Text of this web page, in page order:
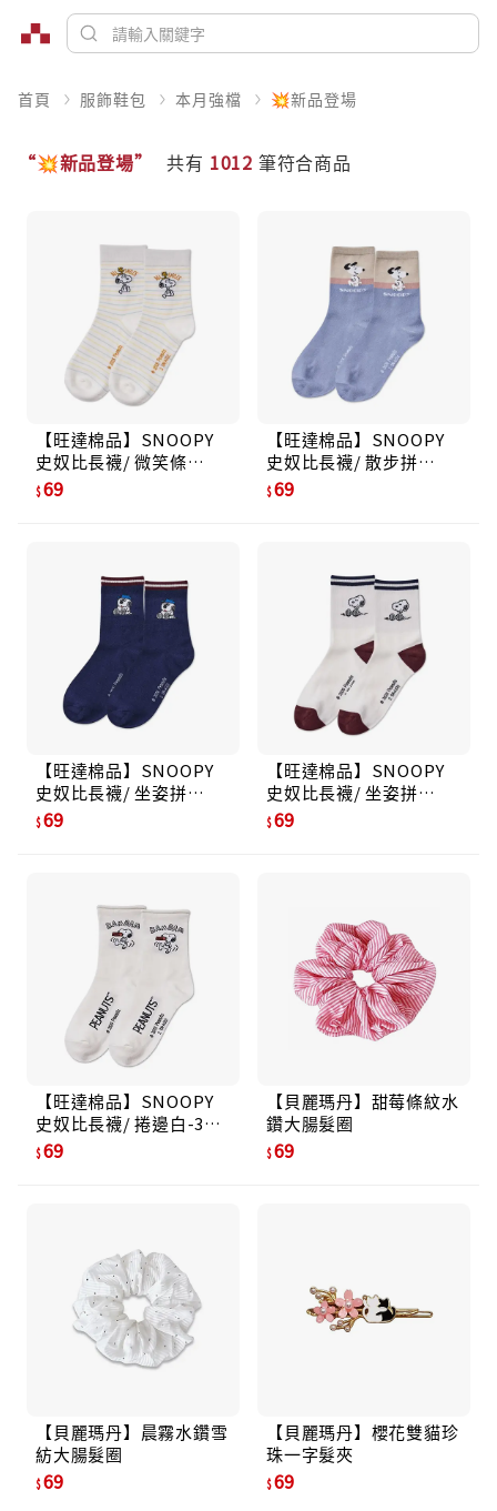
首頁 服飾鞋包 本月強檔 💥新品登場
“💥新品登場” 共有 1012 筆符合商品
【旺達棉品】SNOOPY
史奴比長襪/ 微笑條
紋-32/ 22-26
69
【旺達棉品】SNOOPY
史奴比長襪/ 散步拼
色-34/ 22-26
69
【旺達棉品】SNOOPY
史奴比長襪/ 坐姿拼
色-31/ 22-26
69
【旺達棉品】SNOOPY
史奴比長襪/ 坐姿拼
色-30/ 22-26
69
【旺達棉品】SNOOPY
史奴比長襪/ 捲邊白-33/
22-26
69
【貝麗瑪丹】甜莓條紋水
鑽大腸髮圈
69
【貝麗瑪丹】晨霧水鑽雪
紡大腸髮圈
69
【貝麗瑪丹】櫻花雙貓珍
珠一字髮夾
69